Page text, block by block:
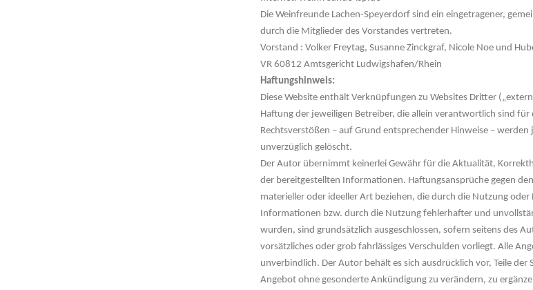
Die Weinfreunde Lachen-Speyerdorf sind ein eingetragener,
durch die Mitglieder des Vorstandes vertreten.
Vorstand : Volker Freytag, Susanne Zinckgraf, Nicole Noe und
VR 60812 Amtsgericht Ludwigshafen/Rhein
Haftungshinweis:
Diese Website enthält Verknüpfungen zu Websites Dritter
Haftung der jeweiligen Betreiber, die allein verantwortlich sind für
Rechtsverstößen – auf Grund entsprechender Hinweise –
unverzüglich gelöscht.
Der Autor übernimmt keinerlei Gewähr für die Aktualität,
der bereitgestellten Informationen. Haftungsansprüche gegen
materieller oder ideeller Art beziehen, die durch die Nutzung
Informationen bzw. durch die Nutzung fehlerhafter und
wurden, sind grundsätzlich ausgeschlossen, sofern seitens des
vorsätzliches oder grob fahrlässiges Verschulden vorliegt. Alle
unverbindlich. Der Autor behält es sich ausdrücklich vor, Teile der
Angebot ohne gesonderte Ankündigung zu verändern, zu